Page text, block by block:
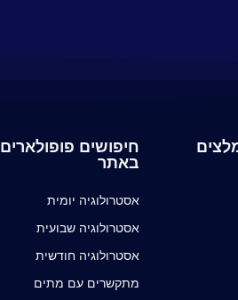
חיפושים פופולארים
באתר
אסטרולוגיה יומית
אסטרולוגיה שבועית
אסטרולוגיה חודשית
מתקשרים עם מתים